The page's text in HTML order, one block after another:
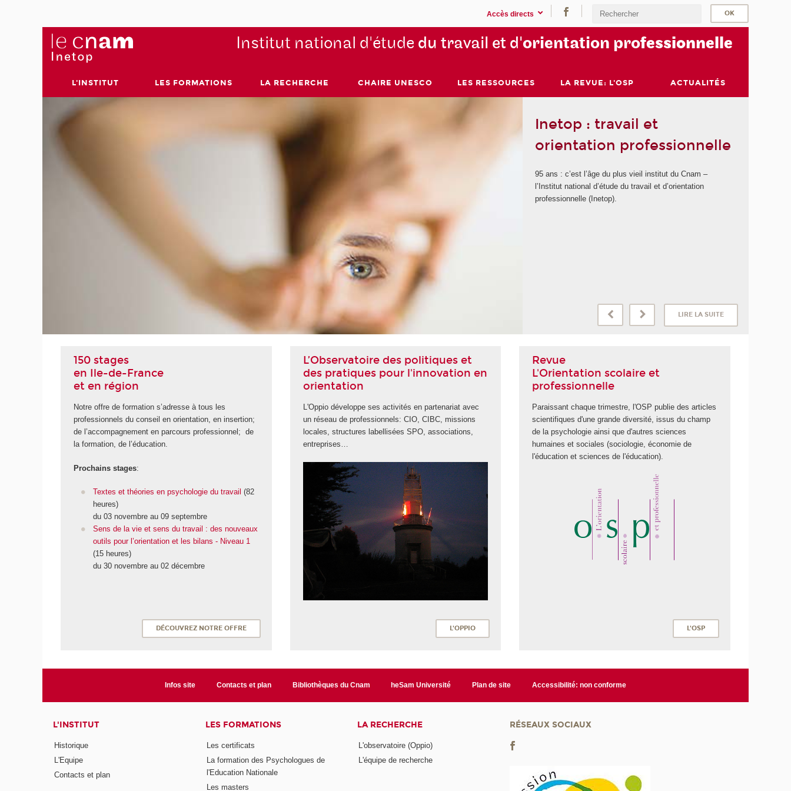
Accès directs
Institut national d'étude du travail et d'orientation professionnelle
L'INSTITUT LES FORMATIONS LA RECHERCHE CHAIRE UNESCO LES RESSOURCES LA REVUE: L'OSP ACTUALITÉS
Inetop : travail et
orientation professionnelle
95 ans : c’est l’âge du plus vieil institut du Cnam –
l’Institut national d’étude du travail et d’orientation
professionnelle (Inetop).
LIRE LA SUITE
150 stages
en Ile-de-France
et en région
Notre offre de formation s’adresse à tous les
professionnels du conseil en orientation, en insertion;
de l’accompagnement en parcours professionnel; de
la formation, de l’éducation.
Prochains stages:
Textes et théories en psychologie du travail (82
heures)
du 03 novembre au 09 septembre
Sens de la vie et sens du travail : des nouveaux
outils pour l’orientation et les bilans - Niveau 1
(15 heures)
du 30 novembre au 02 décembre
DÉCOUVREZ NOTRE OFFRE
L’Observatoire des politiques et
des pratiques pour l'innovation en
orientation
L'Oppio développe ses activités en partenariat avec
un réseau de professionnels: CIO, CIBC, missions
locales, structures labellisées SPO, associations,
entreprises…
L'OPPIO
Revue
L'Orientation scolaire et
professionnelle
Paraissant chaque trimestre, l'OSP publie des articles
scientifiques d'une grande diversité, issus du champ
de la psychologie ainsi que d'autres sciences
humaines et sociales (sociologie, économie de
l'éducation et sciences de l'éducation).
L'OSP
Infos site Contacts et plan Bibliothèques du Cnam heSam Université Plan de site Accessibilité: non conforme
L'INSTITUT
Historique
L'Equipe
Contacts et plan
LES FORMATIONS
Les certificats
La formation des Psychologues de
l'Education Nationale
Les masters
LA RECHERCHE
L'observatoire (Oppio)
L'équipe de recherche
RÉSEAUX SOCIAUX